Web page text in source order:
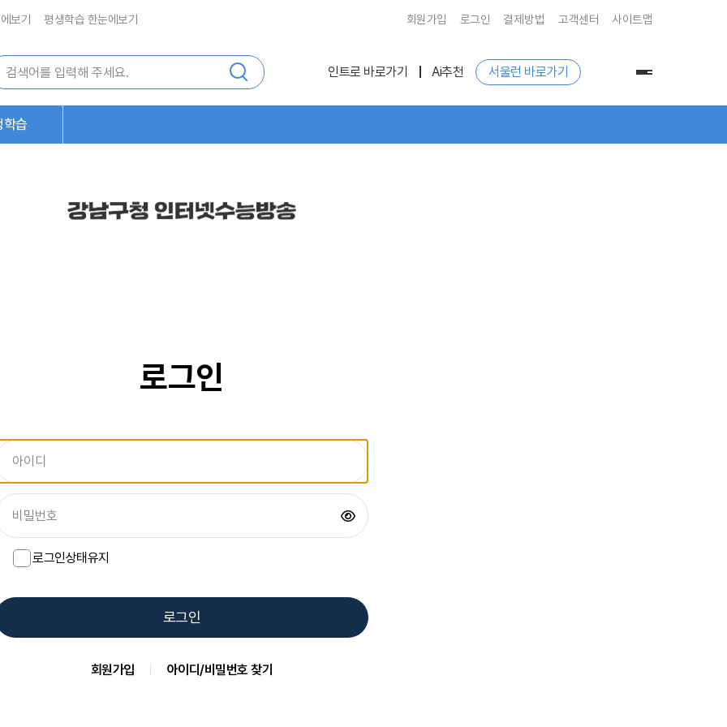
보기 평생학습 한눈에보기 회원가입 로그인 결제방법 고객센터 사이트맵
인트로 바로가기 Ai추천 서울런 바로가기
전
메
학습
로그인
로그인상태유지
로그인
회원가입 아이디/비밀번호 찾기